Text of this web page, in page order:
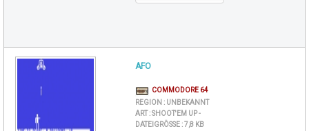
AFO
COMMODORE 64
REGION : UNBEKANNT
ART :SHOOT'EM UP -
DATEIGRÖSSE : 7,8 KB